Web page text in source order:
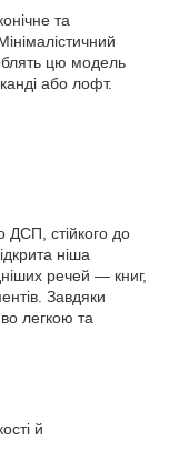
та
цю модель
або лофт.
ДСП, стійкого до
ніша
речей — книг,
Завдяки
легкою та
й